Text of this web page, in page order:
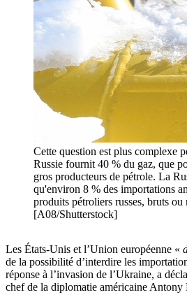
Cette question est plus complexe
Russie fournit 40 % du gaz, que
gros producteurs de pétrole. La
qu'environ 8 % des importations
produits pétroliers russes, bruts ou
[A08/Shutterstock]
Les États-Unis et l’Union européenne «
de la possibilité d’interdire les
réponse à l’invasion de l’Ukraine, a
chef de la diplomatie américaine Antony